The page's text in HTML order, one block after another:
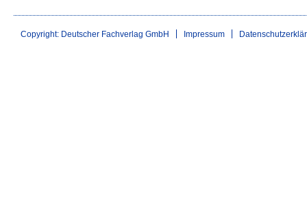
Copyright: Deutscher Fachverlag GmbH Impressum